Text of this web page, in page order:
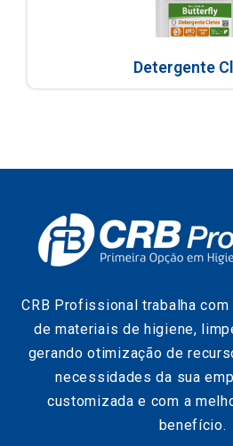
Detergente
CRB Profissional trabalha
de materiais de higiene,
gerando otimização de
necessidades da sua
customizada e com a
benefício.